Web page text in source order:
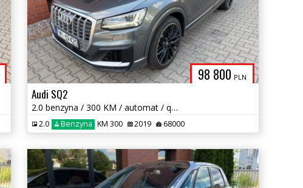
98 800 PLN
Audi SQ2
2.0 benzyna / 300 KM / automat / quattro / zadbany / możliwa zamiana
2.0 Benzyna KM 300 2019 68000